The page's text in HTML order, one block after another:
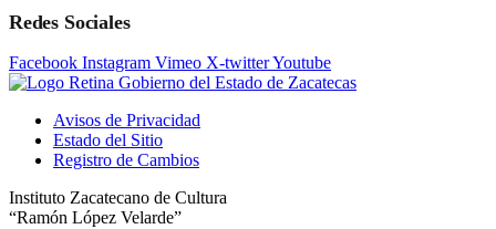
Redes Sociales
Facebook Instagram Vimeo X-twitterYoutube
Avisos de Privacidad
Estado del Sitio
Registro de Cambios
Instituto Zacatecano de Cultura
“Ramón López Velarde”